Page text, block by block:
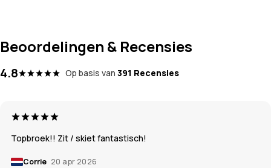
Beoordelingen & Recensies
4.8 Op basis van 391 Recensies
Topbroek!! Zit / skiet fantastisch!
Corrie 20 apr 2026